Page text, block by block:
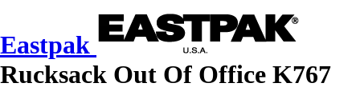
Eastpak
Rucksack Out Of Office K767